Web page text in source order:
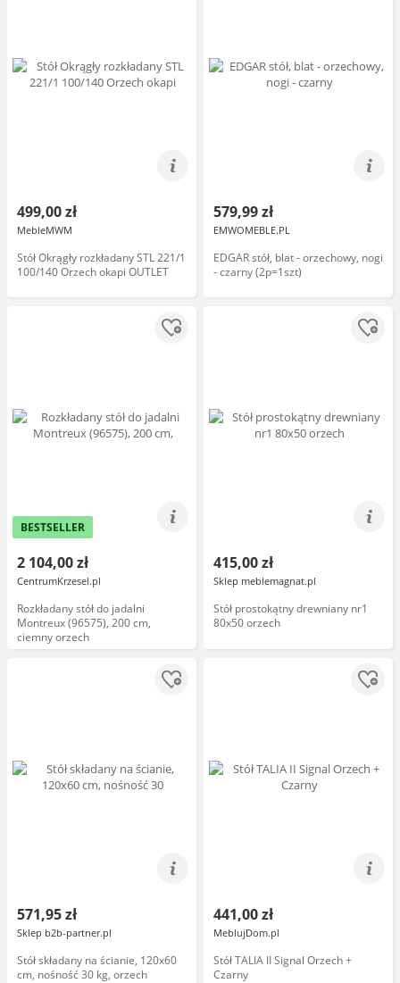
499,00 zł
MebleMWM
Stół Okrągły rozkładany STL 221/1
100/140 Orzech okapi OUTLET
579,99 zł
EMWOMEBLE.PL
EDGAR stół, blat - orzechowy, nogi
- czarny (2p=1szt)
BESTSELLER
2 104,00 zł
CentrumKrzesel.pl
Rozkładany stół do jadalni
Montreux (96575), 200 cm,
ciemny orzech
415,00 zł
Sklep meblemagnat.pl
Stół prostokątny drewniany nr1
80x50 orzech
571,95 zł
Sklep b2b-partner.pl
Stół składany na ścianie, 120x60
cm, nośność 30 kg, orzech
441,00 zł
MeblujDom.pl
Stół TALIA II Signal Orzech +
Czarny